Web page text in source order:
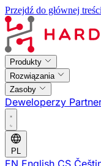
Przejdź do głównej treści
Produkty
Rozwiązania
Zasoby
Deweloperzy
PL
EN English CS